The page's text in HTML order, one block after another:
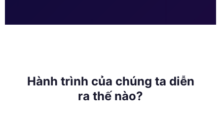
Hành trình của chúng ta diễn
ra thế nào?